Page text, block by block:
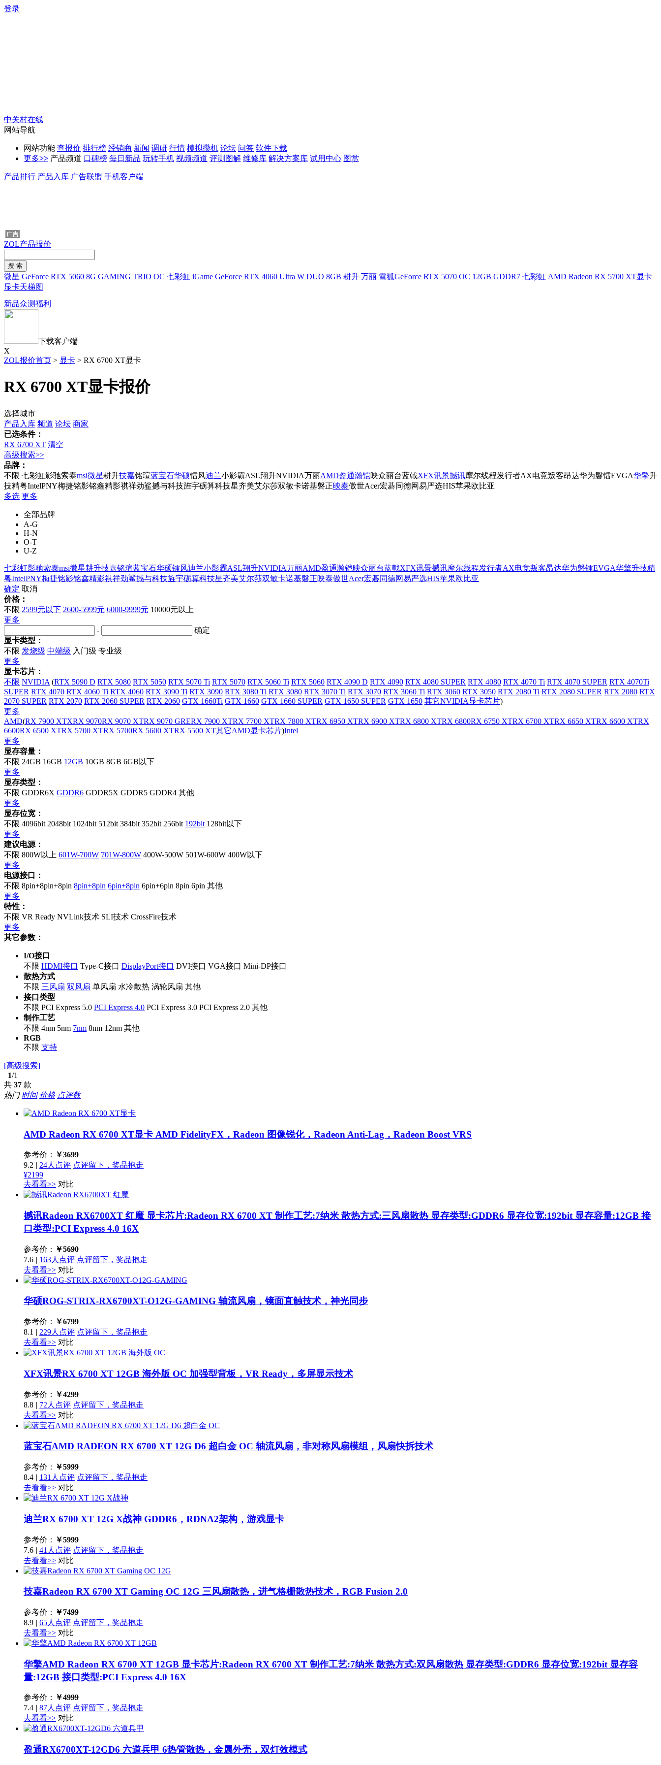
登录
中关村在线
网站导航
网站功能 查报价 排行榜 经销商 新闻 调研 行情 模拟攒机 论坛 问答 软件下载
更多>> 产品频道 口碑榜 每日新品 玩转手机 视频频道 评测图解 维修库 解决方案库 试用中心 图赏
产品排行 产品入库 广告联盟 手机客户端
ZOL产品报价
微星 GeForce RTX 5060 8G GAMING TRIO OC 七彩虹 iGame GeForce RTX 4060 Ultra W DUO 8GB 耕升 万丽 雪狐GeForce RTX 5070 OC 12GB GDDR7 七彩虹 AMD Radeon RX 5700 XT显卡
显卡天梯图
新品众测福利
下载客户端
X
ZOL报价首页 > 显卡 > RX 6700 XT显卡
RX 6700 XT显卡报价
选择城市
产品入库 频道 论坛 商家
已选条件：
RX 6700 XT 清空
高级搜索>>
品牌：
不限 七彩虹影驰索泰msi微星耕升技嘉铭瑄蓝宝石华硕镭风迪兰小影霸ASL翔升NVIDIA万丽AMD盈通瀚铠映众丽台蓝戟XFX讯景撼讯摩尔线程发行者AX电竞叛客昂达华为磐镭EVGA华擎升
技精粤IntelPNY梅捷铭影铭鑫精影祺祥劲鲨撼与科技旌宇砺算科技星齐美艾尔莎双敏卡诺基磐正映泰傲世Acer宏碁同德网易严选HIS苹果欧比亚
多选 更多
全部品牌
A-G
H-N
O-T
U-Z
七彩虹影驰索泰msi微星耕升技嘉铭瑄蓝宝石华硕镭风迪兰小影霸ASL翔升NVIDIA万丽AMD盈通瀚铠映众丽台蓝戟XFX讯景撼讯摩尔线程发行者AX电竞叛客昂达华为磐镭EVGA华擎升技精
粤IntelPNY梅捷铭影铭鑫精影祺祥劲鲨撼与科技旌宇砺算科技星齐美艾尔莎双敏卡诺基磐正映泰傲世Acer宏碁同德网易严选HIS苹果欧比亚
确定 取消
价格：
不限 2599元以下 2600-5999元 6000-9999元 10000元以上
更多
-
确定
显卡类型：
不限 发烧级 中端级 入门级 专业级
更多
显卡芯片：
不限 NVIDIA (RTX 5090 D RTX 5080 RTX 5050 RTX 5070 Ti RTX 5070 RTX 5060 Ti RTX 5060 RTX 4090 D RTX 4090 RTX 4080 SUPER RTX 4080 RTX 4070 Ti RTX 4070 SUPER RTX 4070Ti
SUPER RTX 4070 RTX 4060 Ti RTX 4060 RTX 3090 Ti RTX 3090 RTX 3080 Ti RTX 3080 RTX 3070 Ti RTX 3070 RTX 3060 Ti RTX 3060 RTX 3050 RTX 2080 Ti RTX 2080 SUPER RTX 2080 RTX
2070 SUPER RTX 2070 RTX 2060 SUPER RTX 2060 GTX 1660Ti GTX 1660 GTX 1660 SUPER GTX 1650 SUPER GTX 1650 其它NVIDIA显卡芯片)
更多
AMD(RX 7900 XTXRX 9070RX 9070 XTRX 9070 GRERX 7900 XTRX 7700 XTRX 7800 XTRX 6950 XTRX 6900 XTRX 6800 XTRX 6800RX 6750 XTRX 6700 XTRX 6650 XTRX 6600 XTRX
6600RX 6500 XTRX 5700 XTRX 5700RX 5600 XTRX 5500 XT其它AMD显卡芯片)Intel
更多
显存容量：
不限 24GB 16GB 12GB 10GB 8GB 6GB以下
更多
显存类型：
不限 GDDR6X GDDR6 GDDR5X GDDR5 GDDR4 其他
更多
显存位宽：
不限 4096bit 2048bit 1024bit 512bit 384bit 352bit 256bit 192bit 128bit以下
更多
建议电源：
不限 800W以上 601W-700W 701W-800W 400W-500W 501W-600W 400W以下
更多
电源接口：
不限 8pin+8pin+8pin 8pin+8pin 6pin+8pin 6pin+6pin 8pin 6pin 其他
更多
特性：
不限 VR Ready NVLink技术 SLI技术 CrossFire技术
更多
其它参数：
I/O接口
不限 HDMI接口 Type-C接口 DisplayPort接口 DVI接口 VGA接口 Mini-DP接口
散热方式
不限 三风扇 双风扇 单风扇 水冷散热 涡轮风扇 其他
接口类型
不限 PCI Express 5.0 PCI Express 4.0 PCI Express 3.0 PCI Express 2.0 其他
制作工艺
不限 4nm 5nm 7nm 8nm 12nm 其他
RGB
不限 支持
[高级搜索]
1/1
共 37 款
热门 时间 价格 点评数
AMD Radeon RX 6700 XT显卡 AMD FidelityFX，Radeon 图像锐化，Radeon Anti-Lag，Radeon Boost VRS
参考价： ￥3699
9.2 | 24人点评 点评留下，奖品抱走
¥2199
去看看>> 对比
撼讯Radeon RX6700XT 红魔 显卡芯片:Radeon RX 6700 XT 制作工艺:7纳米 散热方式:三风扇散热 显存类型:GDDR6 显存位宽:192bit 显存容量:12GB 接
口类型:PCI Express 4.0 16X
参考价： ￥5690
7.6 | 163人点评 点评留下，奖品抱走
去看看>> 对比
华硕ROG-STRIX-RX6700XT-O12G-GAMING 轴流风扇，镜面直触技术，神光同步
参考价： ￥6799
8.1 | 229人点评 点评留下，奖品抱走
去看看>> 对比
XFX讯景RX 6700 XT 12GB 海外版 OC 加强型背板，VR Ready，多屏显示技术
参考价： ￥4299
8.8 | 72人点评 点评留下，奖品抱走
去看看>> 对比
蓝宝石AMD RADEON RX 6700 XT 12G D6 超白金 OC 轴流风扇，非对称风扇模组，风扇快拆技术
参考价： ￥5999
8.4 | 131人点评 点评留下，奖品抱走
去看看>> 对比
迪兰RX 6700 XT 12G X战神 GDDR6，RDNA2架构，游戏显卡
参考价： ￥5999
7.6 | 41人点评 点评留下，奖品抱走
去看看>> 对比
技嘉Radeon RX 6700 XT Gaming OC 12G 三风扇散热，进气格栅散热技术，RGB Fusion 2.0
参考价： ￥7499
8.9 | 65人点评 点评留下，奖品抱走
去看看>> 对比
华擎AMD Radeon RX 6700 XT 12GB 显卡芯片:Radeon RX 6700 XT 制作工艺:7纳米 散热方式:双风扇散热 显存类型:GDDR6 显存位宽:192bit 显存容
量:12GB 接口类型:PCI Express 4.0 16X
参考价： ￥4999
7.4 | 87人点评 点评留下，奖品抱走
去看看>> 对比
盈通RX6700XT-12GD6 六道兵甲 6热管散热，金属外壳，双灯效模式